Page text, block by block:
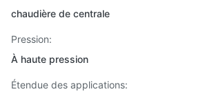
chaudière de centrale
Pression:
À haute pression
Étendue des applications: